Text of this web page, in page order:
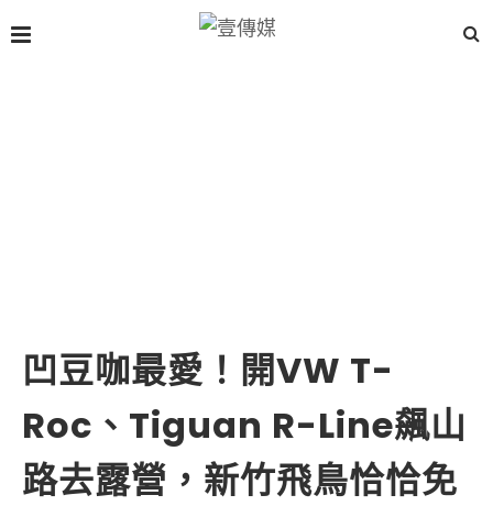
凹豆咖最愛！開VW T-
Roc、Tiguan R-Line飆山
路去露營，新竹飛鳥恰恰免